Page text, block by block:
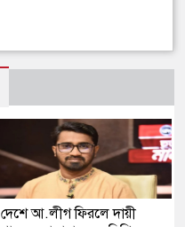
দেশে আ.লীগ ফিরলে দায়ী